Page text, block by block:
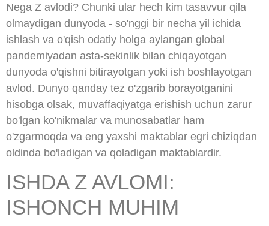
Nega Z avlodi? Chunki ular hech kim tasavvur qila
olmaydigan dunyoda - so'nggi bir necha yil ichida
ishlash va o'qish odatiy holga aylangan global
pandemiyadan asta-sekinlik bilan chiqayotgan
dunyoda o'qishni bitirayotgan yoki ish boshlayotgan
avlod. Dunyo qanday tez o'zgarib borayotganini
hisobga olsak, muvaffaqiyatga erishish uchun zarur
bo'lgan ko'nikmalar va munosabatlar ham
o'zgarmoqda va eng yaxshi maktablar egri chiziqdan
oldinda bo'ladigan va qoladigan maktablardir.
ISHDA Z AVLOMI:
ISHONCH MUHIM